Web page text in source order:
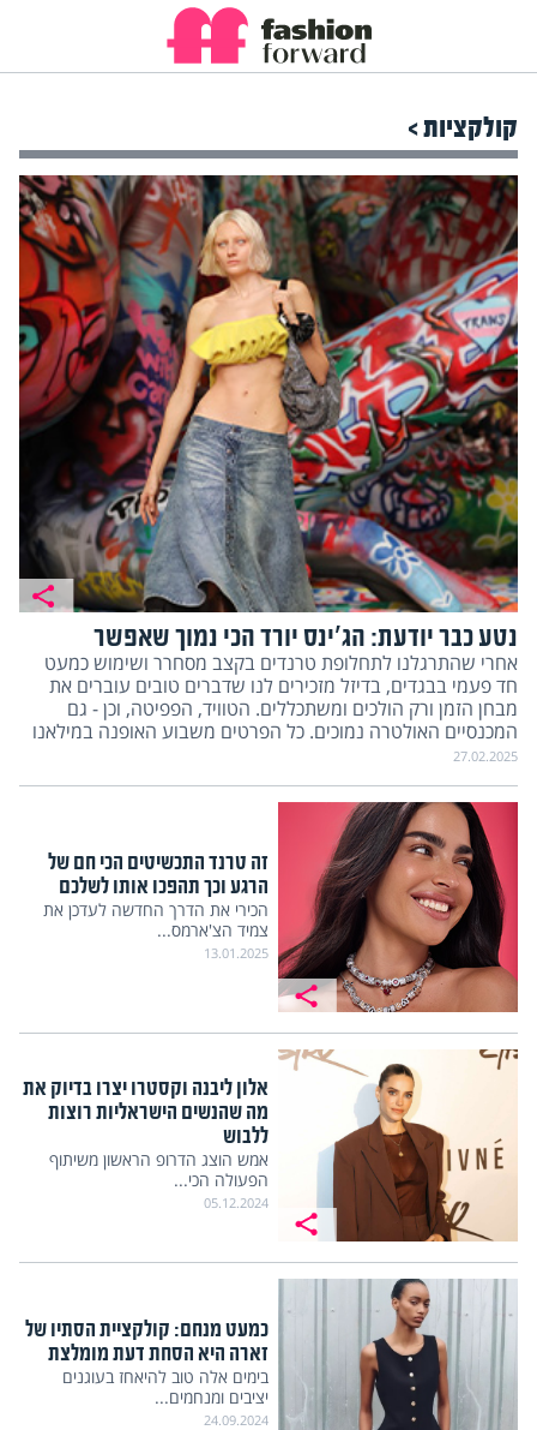
קולקציות >
נטע כבר יודעת: הג'ינס יורד הכי נמוך שאפשר
אחרי שהתרגלנו לתחלופת טרנדים בקצב מסחרר ושימוש כמעט
חד פעמי בבגדים, בדיזל מזכירים לנו שדברים טובים עוברים את
מבחן הזמן ורק הולכים ומשתכללים. הטוויד, הפפיטה, וכן - גם
המכנסיים האולטרה נמוכים. כל הפרטים משבוע האופנה במילאנו
27.02.2025
זה טרנד התכשיטים הכי חם של
הרגע וכך תהפכו אותו לשלכם
הכירי את הדרך החדשה לעדכן את
צמיד הצ'ארמס...
13.01.2025
אלון ליבנה וקסטרו יצרו בדיוק את
מה שהנשים הישראליות רוצות
ללבוש
אמש הוצג הדרופ הראשון משיתוף
הפעולה הכי...
05.12.2024
כמעט מנחם: קולקציית הסתיו של
זארה היא הסחת דעת מומלצת
בימים אלה טוב להיאחז בעוגנים
יציבים ומנחמים...
24.09.2024